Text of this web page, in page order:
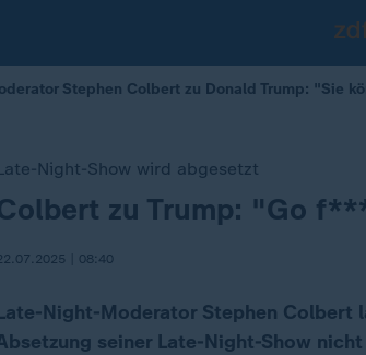
Stephen Colbert zu Donald Trump: "Sie
Night-Show wird abgesetzt
zu Trump: "Go
| 08:40
Night-Moderator Stephen Colbert
seiner Late-Night-Show